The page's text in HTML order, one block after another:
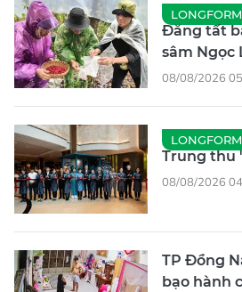
LONGFORM
Đăng tất
sâm Ngọc
08/08/2026
LONGFORM
Trung thu
08/08/2026
TP Đồng
bạo hành